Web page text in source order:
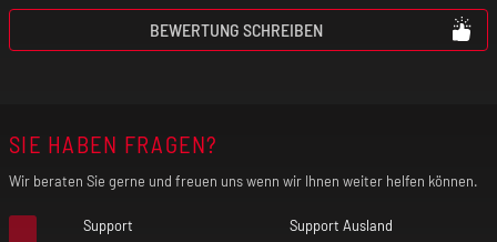
Liquidkapazität: 5 ml
Airflow: stufenlos einstellbare Top Airflow
BEWERTUNG SCHREIBEN
SIE HABEN FRAGEN?
Wir beraten Sie gerne und freuen uns wenn wir Ihnen weiter helfen können.
Support
Support Ausland